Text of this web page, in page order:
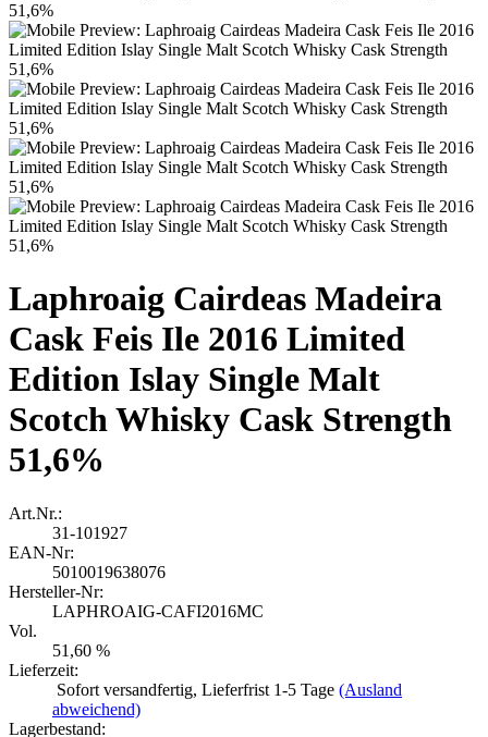
Laphroaig Cairdeas Madeira
Cask Feis Ile 2016 Limited
Edition Islay Single Malt
Scotch Whisky Cask Strength
51,6%
Art.Nr.:
31-101927
EAN-Nr:
5010019638076
Hersteller-Nr:
LAPHROAIG-CAFI2016MC
Vol.
51,60 %
Lieferzeit:
Sofort versandfertig, Lieferfrist 1-5 Tage (Ausland
abweichend)
Lagerbestand: